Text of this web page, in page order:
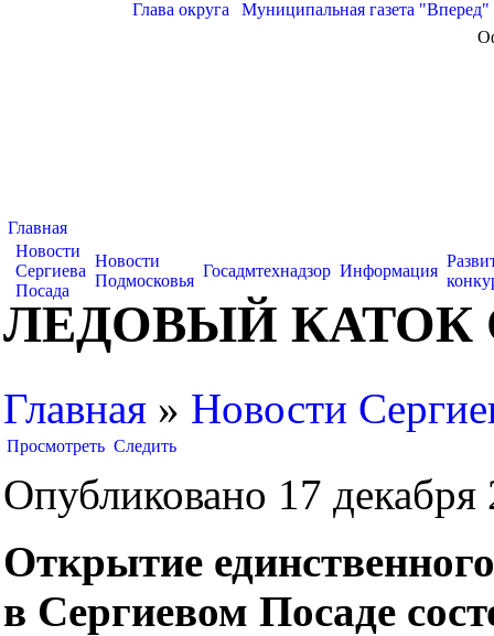
Глава округа Муниципальная газета "Вперед"
Главная
Новости
Сергиева
Посада
Новости
Подмосковья
Госадмтехнадзор Информация
ЛЕДОВЫЙ КАТОК
Главная » Новости
Просмотреть Следить
Опубликовано 17 декабря
Открытие
в Сергиевом Посаде